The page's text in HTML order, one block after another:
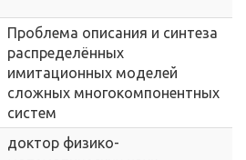
Проблема описания и синтеза
распределённых
имитационных моделей
сложных многокомпонентных
систем
доктор физико-